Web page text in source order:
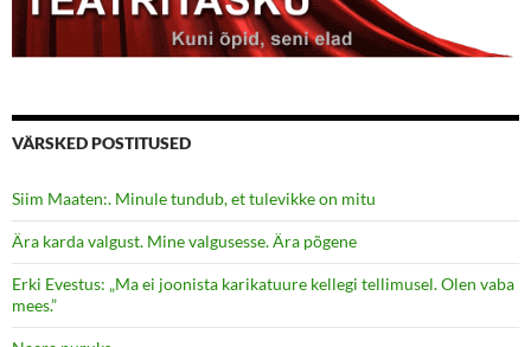
VÄRSKED POSTITUSED
Siim Maaten:. Minule tundub, et tulevikke on mitu
Ära karda valgust. Mine valgusesse. Ära põgene
Erki Evestus: „Ma ei joonista karikatuure kellegi tellimusel. Olen vaba
mees.”